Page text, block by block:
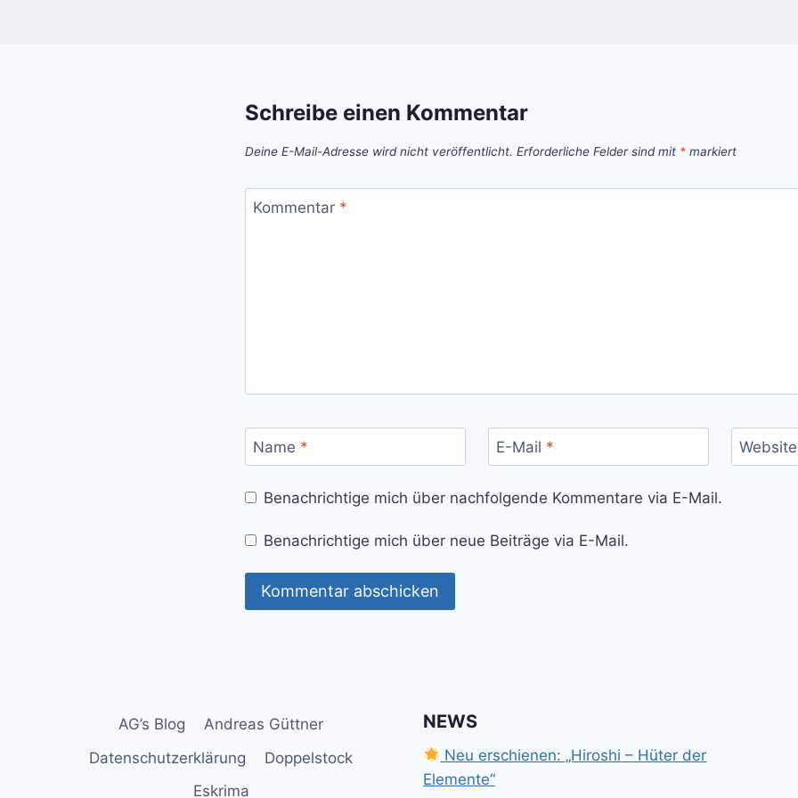
Schreibe einen Kommentar
Deine E-Mail-Adresse wird nicht veröffentlicht. Erforderliche Felder sind mit * markiert
Kommentar *
Name * E-Mail * Website
Benachrichtige mich über nachfolgende Kommentare via E-Mail.
Benachrichtige mich über neue Beiträge via E-Mail.
AG’s Blog
Andreas Güttner
Datenschutzerklärung
Doppelstock
Eskrima
NEWS
Neu erschienen: „Hiroshi – Hüter der
Elemente“